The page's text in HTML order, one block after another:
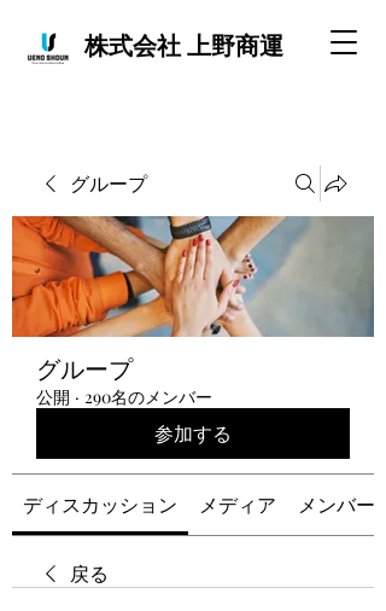
株式会社 上野商運
グループ
グループ
公開 · 290名のメンバー
参加する
ディスカッション メディア メンバー
戻る